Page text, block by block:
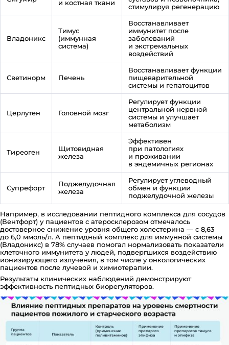
и костная ткани
стимулируя регенерацию
Владоникс
Тимус
(иммунная
система)
Восстанавливает
иммунитет после
заболеваний
и экстремальных
воздействий
Светинорм Печень
Восстанавливает функции
пищеварительной
системы и гепатоцитов
Церлутен Головной мозг
Регулирует функции
центральной нервной
системы и улучшает
метаболизм
Тиреоген
Щитовидная
железа
Эффективен
при патологиях
и проживании
в эндемичных регионах
Супрефорт
Поджелудочная
железа
Регулирует углеводный
обмен и функции
поджелудочной железы
Например, в исследовании пептидного комплекса для сосудов
(Вентфорт) у пациентов с атеросклерозом отмечалось
достоверное снижение уровня общего холестерина — с 8,63
до 6,0 ммоль/л. А пептидный комплекс для иммунной системы
(Владоникс) в 78% случаев помогал нормализовать показатели
клеточного иммунитета у людей, подвергшихся воздействию
ионизирующего излучения, в том числе у онкологических
пациентов после лучевой и химиотерапии.
Результаты клинических наблюдений демонстрируют
эффективность пептидных биорегуляторов.